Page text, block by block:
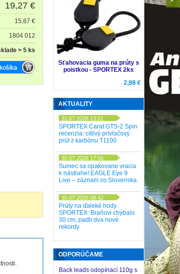
19,27 €
15,67 €
1804 012
> 5 ks
Sťahovacia guma na prúty s
poistkou - SPORTEX 2ks
2,98 €
AKTUALITY
31.07.2026 13:51
SPORTEX Carat GTS-2 Spin
recenzia: citlivý prívlačový
prút z karbónu T1100
30.07.2026 17:56
Sumec sa opakovane vracia
k nástrahe! EAGLE Eye 9
Live – záznam zo Slovenska
30.07.2026 09:42
Prúty na ďaleké hody
SPORTEX: Braňovi chýbalo
30 cm, padli dva nové
rekordy
ODPORÚČAME
Back leads odopínací 110g s